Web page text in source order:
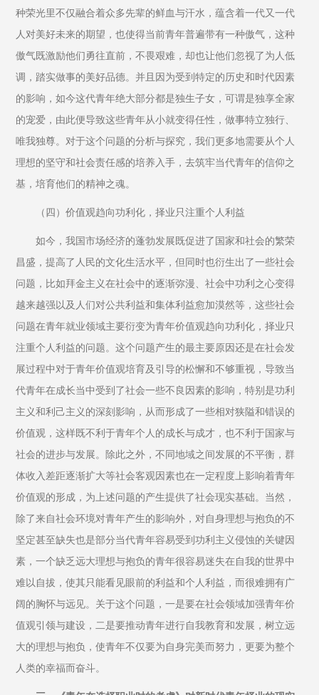
种荣光里不仅融合着众多先辈的鲜血与汗水，蕴含着一代又一代
人对美好未来的期望，也使得当前青年普遍带有一种傲气，这种
傲气既激励他们勇往直前，不畏艰难，却也让他们忽视了为人低
调，踏实做事的美好品德。并且因为受到特定的历史和时代因素
的影响，如今这代青年绝大部分都是独生子女，可谓是独享全家
的宠爱，由此便导致这些青年从小就变得任性，做事特立独行、
唯我独尊。对于这个问题的分析与探究，我们更多地需要从个人
理想的坚守和社会责任感的培养入手，去筑牢当代青年的信仰之
基，培育他们的精神之魂。
（四）价值观趋向功利化，择业只注重个人利益
如今，我国市场经济的蓬勃发展既促进了国家和社会的繁荣
昌盛，提高了人民的文化生活水平，但同时也衍生出了一些社会
问题，比如拜金主义在社会中的逐渐弥漫、社会中功利之心变得
越来越强以及人们对公共利益和集体利益愈加漠然等，这些社会
问题在青年就业领域主要衍变为青年价值观趋向功利化，择业只
注重个人利益的问题。这个问题产生的最主要原因还是在社会发
展过程中对于青年价值观培育及引导的松懈和不够重视，导致当
代青年在成长当中受到了社会一些不良因素的影响，特别是功利
主义和利己主义的深刻影响，从而形成了一些相对狭隘和错误的
价值观，这样既不利于青年个人的成长与成才，也不利于国家与
社会的进步与发展。除此之外，不同地域之间发展的不平衡，群
体收入差距逐渐扩大等社会客观因素也在一定程度上影响着青年
价值观的形成，为上述问题的产生提供了社会现实基础。当然，
除了来自社会环境对青年产生的影响外，对自身理想与抱负的不
坚定甚至缺失也是部分当代青年容易受到功利主义侵蚀的关键因
素，一个缺乏远大理想与抱负的青年很容易迷失在自我的世界中
难以自拔，使其只能看见眼前的利益和个人利益，而很难拥有广
阔的胸怀与远见。关于这个问题，一是要在社会领域加强青年价
值观引领与建设，二是要推动青年进行自我教育和发展，树立远
大的理想与抱负，使青年不仅要为自身完美而努力，更要为整个
人类的幸福而奋斗。